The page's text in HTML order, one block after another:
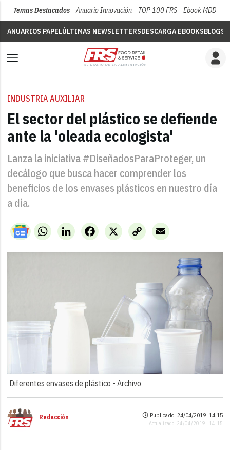
Temas Destacados Anuario Innovación TOP 100 FRS Ebook MDD
ANUARIOS PAPELÚLTIMAS NEWSLETTERSDESCARGA EBOOKSBLOGS
INDUSTRIA AUXILIAR
El sector del plástico se defiende
ante la 'oleada ecologista'
Lanza la iniciativa #DiseñadosParaProteger, un
decálogo que busca hacer comprender los
beneficios de los envases plásticos en nuestro día
a día.
WhatsAppLinkedIn X
Facebook
Copy
Link
Email
Diferentes envases de plástico -Archivo
Redacción Publicado: 24/04/2019 ·14:15
Actualizado: 24/04/2019 · 14:15